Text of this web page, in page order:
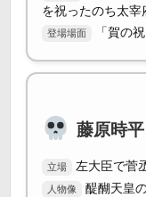
を祝ったのち太
登場場面 「賀の
藤原時平
立場 左大臣で菅
人物像
醍醐天皇